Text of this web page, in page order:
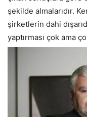
şekilde almalarıdır.
şirketlerin dahi
yaptırması çok ama